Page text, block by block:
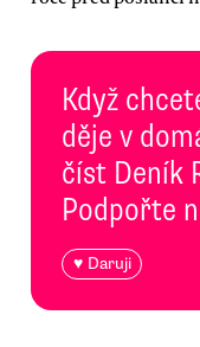
Když
děje v
číst Deník
Podpořte
♥ Daruji